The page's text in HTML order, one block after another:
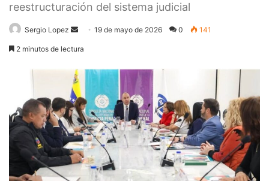
reestructuración del sistema judicial
Sergio Lopez
Send19 de mayo de 2026 0 141
2 minutos de lectura